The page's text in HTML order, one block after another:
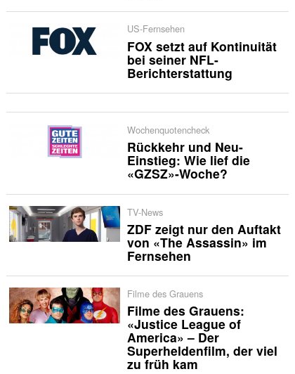
US-Fernsehen
FOX setzt auf Kontinuität
bei seiner NFL-
Berichterstattung
Wochenquotencheck
Rückkehr und Neu-
Einstieg: Wie lief die
«GZSZ»-Woche?
TV-News
ZDF zeigt nur den Auftakt
von «The Assassin» im
Fernsehen
Filme des Grauens
Filme des Grauens:
«Justice League of
America» – Der
Superheldenfilm, der viel
zu früh kam